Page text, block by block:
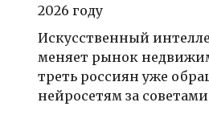
2026 году
Искусственный
меняет рынок
треть россиян уже
нейросетям за советами